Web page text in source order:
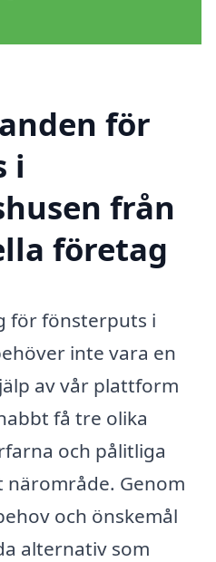
för
i
från
företag
för fönsterputs i
inte vara en
av vår plattform
få tre olika
och pålitliga
Genom
och önskemål
alternativ som